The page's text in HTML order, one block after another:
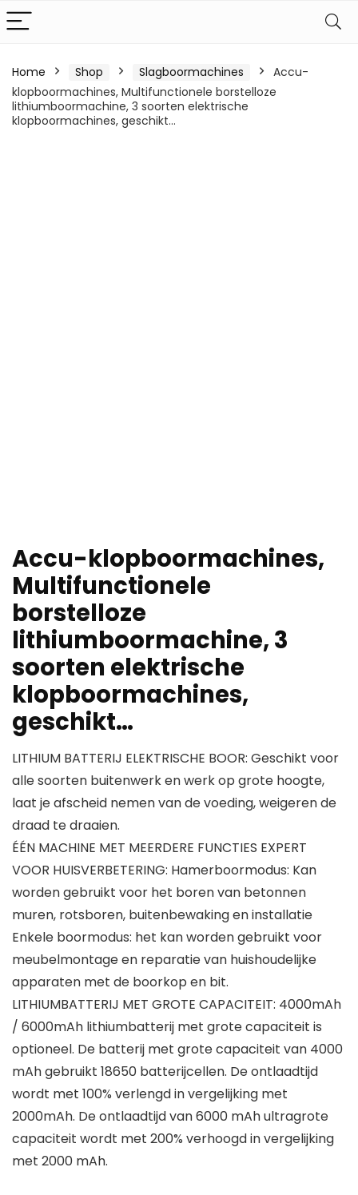
Home Shop Slagboormachines
Accu-
klopboormachines, Multifunctionele borstelloze
lithiumboormachine, 3 soorten elektrische
klopboormachines, geschikt…
Accu-klopboormachines,
Multifunctionele
borstelloze
lithiumboormachine, 3
soorten elektrische
klopboormachines,
geschikt…
LITHIUM BATTERIJ ELEKTRISCHE BOOR: Geschikt voor
alle soorten buitenwerk en werk op grote hoogte,
laat je afscheid nemen van de voeding, weigeren de
draad te draaien.
ÉÉN MACHINE MET MEERDERE FUNCTIES EXPERT
VOOR HUISVERBETERING: Hamerboormodus: Kan
worden gebruikt voor het boren van betonnen
muren, rotsboren, buitenbewaking en installatie
Enkele boormodus: het kan worden gebruikt voor
meubelmontage en reparatie van huishoudelijke
apparaten met de boorkop en bit.
LITHIUMBATTERIJ MET GROTE CAPACITEIT: 4000mAh
/ 6000mAh lithiumbatterij met grote capaciteit is
optioneel. De batterij met grote capaciteit van 4000
mAh gebruikt 18650 batterijcellen. De ontlaadtijd
wordt met 100% verlengd in vergelijking met
2000mAh. De ontlaadtijd van 6000 mAh ultragrote
capaciteit wordt met 200% verhoogd in vergelijking
met 2000 mAh.